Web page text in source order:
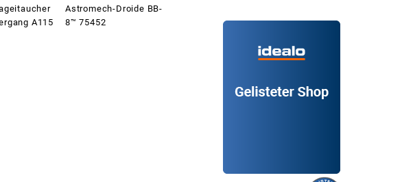
A115
Astromech-Droide BB-
8™ 75452